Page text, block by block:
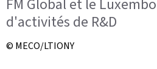
FM Global et le
d'activités de R&D
© MECO/LTIONY